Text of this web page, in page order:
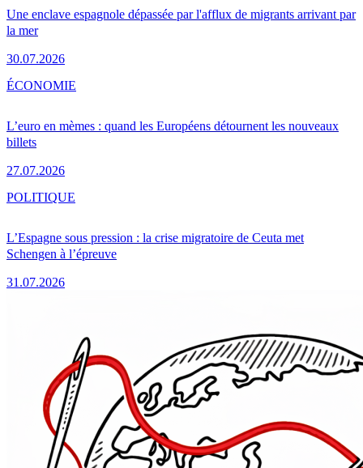
Une enclave espagnole dépassée par l'afflux de migrants arrivant par
la mer
30.07.2026
L’euro en mèmes : quand les Européens détournent les nouveaux
billets
27.07.2026
ÉCONOMIE
L’Espagne sous pression : la crise migratoire de Ceuta met
Schengen à l’épreuve
31.07.2026
POLITIQUE